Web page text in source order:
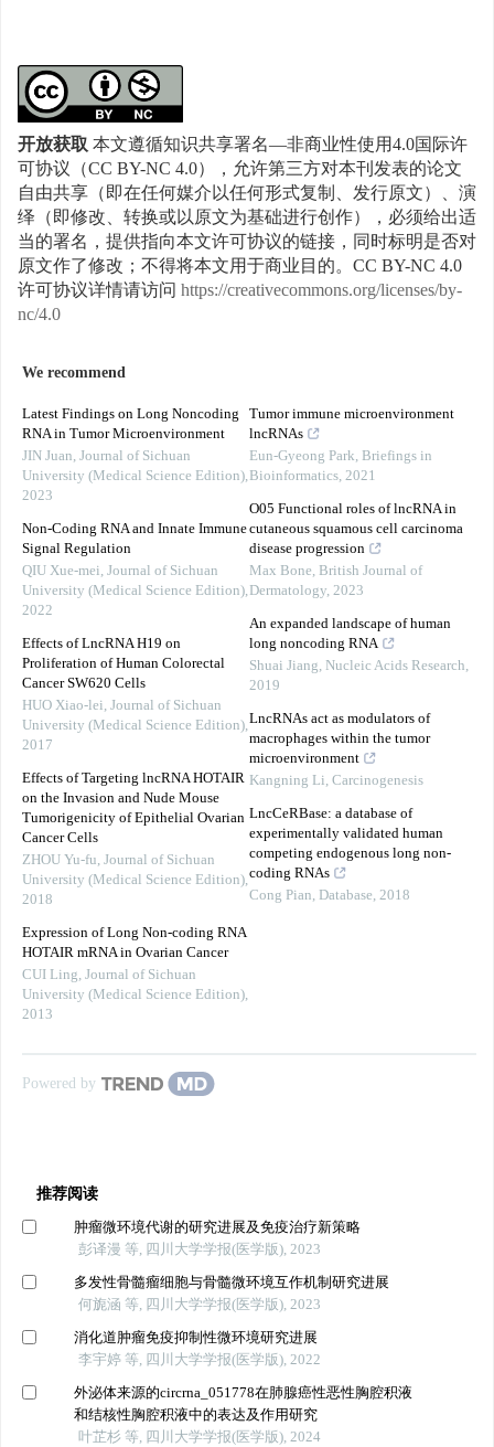
开放获取本文遵循知识共享署名—非商业性使用4.0国际许
可协议（CC BY-NC 4.0），允许第三方对本刊发表的论文
自由共享（即在任何媒介以任何形式复制、发行原文）、演
绎（即修改、转换或以原文为基础进行创作），必须给出适
当的署名，提供指向本文许可协议的链接，同时标明是否对
原文作了修改；不得将本文用于商业目的。CC BY-NC 4.0
许可协议详情请访问 https://creativecommons.org/licenses/by-
nc/4.0
We recommend
Latest Findings on Long Noncoding
RNA in Tumor Microenvironment
JIN Juan, Journal of Sichuan
University (Medical Science Edition),
2023
Non-Coding RNA and Innate Immune
Signal Regulation
QIU Xue-mei, Journal of Sichuan
University (Medical Science Edition),
2022
Effects of LncRNA H19 on
Proliferation of Human Colorectal
Cancer SW620 Cells
HUO Xiao-lei, Journal of Sichuan
University (Medical Science Edition),
2017
Effects of Targeting lncRNA HOTAIR
on the Invasion and Nude Mouse
Tumorigenicity of Epithelial Ovarian
Cancer Cells
ZHOU Yu-fu, Journal of Sichuan
University (Medical Science Edition),
2018
Expression of Long Non-coding RNA
HOTAIR mRNA in Ovarian Cancer
CUI Ling, Journal of Sichuan
University (Medical Science Edition),
2013
Tumor immune microenvironment
lncRNAs
Eun-Gyeong Park, Briefings in
Bioinformatics, 2021
O05 Functional roles of lncRNA in
cutaneous squamous cell carcinoma
disease progression
Max Bone, British Journal of
Dermatology, 2023
An expanded landscape of human
long noncoding RNA
Shuai Jiang, Nucleic Acids Research,
2019
LncRNAs act as modulators of
macrophages within the tumor
microenvironment
Kangning Li, Carcinogenesis
LncCeRBase: a database of
experimentally validated human
competing endogenous long non-
coding RNAs
Cong Pian, Database, 2018
Powered by
推荐阅读
肿瘤微环境代谢的研究进展及免疫治疗新策略
彭译漫 等, 四川大学学报(医学版), 2023
多发性骨髓瘤细胞与骨髓微环境互作机制研究进展
何旎涵 等, 四川大学学报(医学版), 2023
消化道肿瘤免疫抑制性微环境研究进展
李宇婷 等, 四川大学学报(医学版), 2022
外泌体来源的circrna_051778在肺腺癌性恶性胸腔积液
和结核性胸腔积液中的表达及作用研究
叶芷杉 等, 四川大学学报(医学版), 2024